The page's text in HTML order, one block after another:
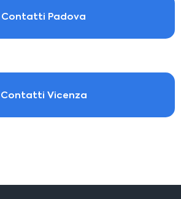
Contatti Padova
Contatti Vicenza